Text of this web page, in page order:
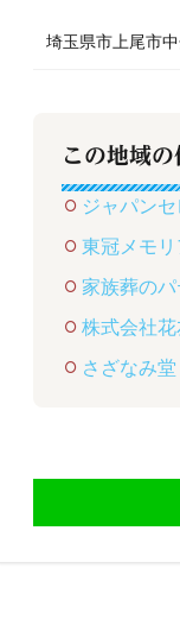
埼玉県市上尾市
この地域
ジャパン
東冠メモ
家族葬の
株式会社花
さざなみ堂